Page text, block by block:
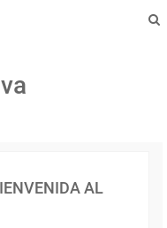
AL